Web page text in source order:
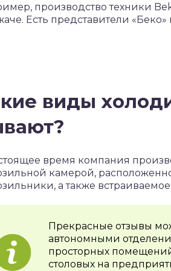
производство техники
Есть представители
виды
время компания
камерой,
а также
Прекрасные отзывы
автономными
просторных
столовых на